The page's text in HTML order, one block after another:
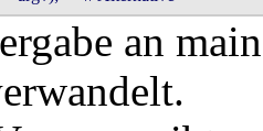
an